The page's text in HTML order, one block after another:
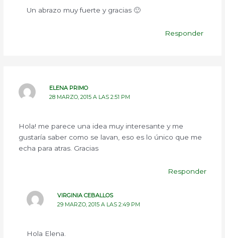
Un abrazo muy fuerte y gracias 🙂
Responder
ELENA PRIMO
28 MARZO, 2015 A LAS 2:51 PM
Hola! me parece una idea muy interesante y me
gustaría saber como se lavan, eso es lo único que me
echa para atras. Gracias
Responder
VIRGINIA CEBALLOS
29 MARZO, 2015 A LAS 2:49 PM
Hola Elena.